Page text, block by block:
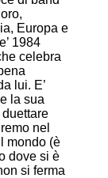
Europa e
1984
celebra
lui. E’
la sua
nel
mondo (è
dove si è
si ferma